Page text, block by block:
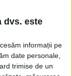
dvs. este
informații pe
date personale,
trimise de un